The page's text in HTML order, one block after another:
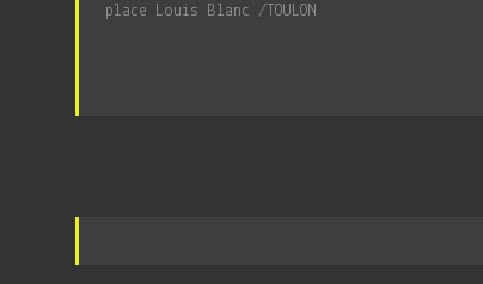
place Louis Blanc /TOULON